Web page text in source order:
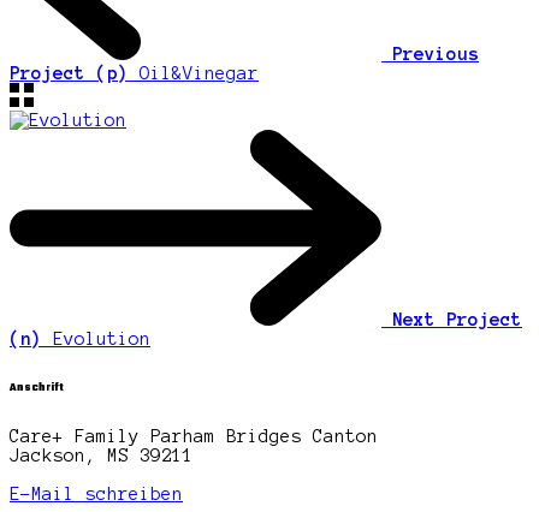
Previous
Project (p)Oil&Vinegar
Next Project
(n)
Evolution
Anschrift
Care+ Family Parham Bridges Canton
Jackson, MS 39211
E-Mail schreiben